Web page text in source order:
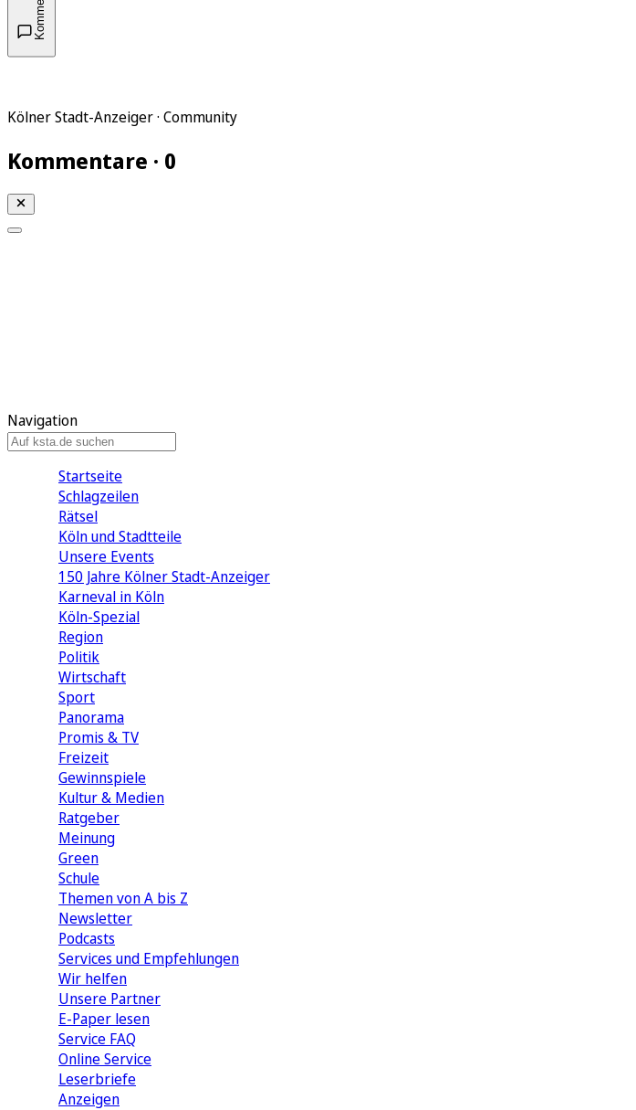
Kölner Stadt-Anzeiger · Community
Kommentare · 0
Navigation
Startseite
Schlagzeilen
Rätsel
Köln und Stadtteile
Unsere Events
150 Jahre Kölner Stadt-Anzeiger
Karneval in Köln
Köln-Spezial
Region
Politik
Wirtschaft
Sport
Panorama
Promis & TV
Freizeit
Gewinnspiele
Kultur & Medien
Ratgeber
Meinung
Green
Schule
Themen von A bis Z
Newsletter
Podcasts
Services und Empfehlungen
Wir helfen
Unsere Partner
E-Paper lesen
Service FAQ
Online Service
Leserbriefe
Anzeigen